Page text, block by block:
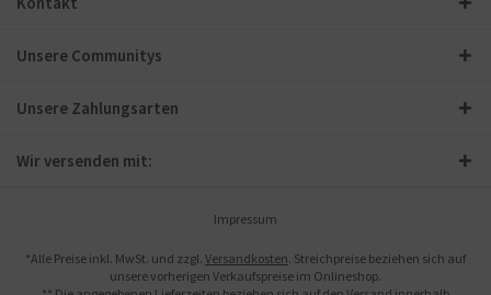
Unsere Communitys
Unsere Zahlungsarten
Wir versenden mit:
Impressum
*Alle Preise inkl. MwSt. und zzgl. Versandkosten. Streichpreise beziehen sich auf
unsere vorherigen Verkaufspreise im Onlineshop.